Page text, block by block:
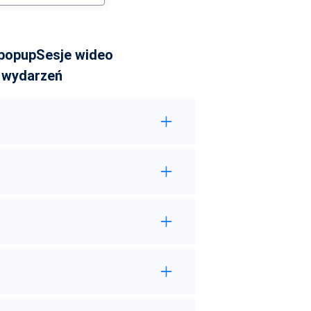
Sesje wideo
wsparcia poprzez swoje konto Plerdy.